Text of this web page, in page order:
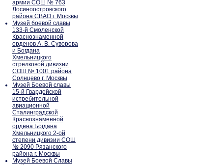
армии СОШ № 763
Лосиноостровского
района СВАО г. Москвы
Музей боевой славы
133-й Смоленской
Краснознаменной
орденов А. В. Суворова
и Богдана
Хмельницкого
стрелковой дивизии
СОШ № 1001 района
Солнцево г. Москвы
Музей Боевой славы
15-й Гвардейской
истребительной
авиационной
Сталинградской
Краснознаменной
ордена Богдана
Хмельницкого 2-ой
степени дивизии СОШ
№ 2090 Рязанского
района г. Москвы
Музей Боевой Славы